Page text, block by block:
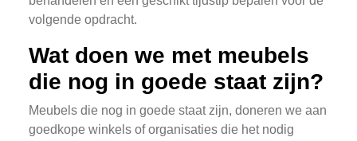
volgende opdracht.
Wat doen we met meubels
die nog in goede staat zijn?
Meubels die nog in goede staat zijn, doneren we aan
goedkope winkels of organisaties die het nodig